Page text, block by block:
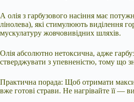
А олія з гарбузового насіння має
лінолева), які стимулюють виділення
мускулатуру жовчовивідних шляхів.
Олія абсолютно нетоксична, адже
стверджувати з упевненістю, тому що
Практична порада: Щоб отримати
вже готові страви. Не нагрівайте її —